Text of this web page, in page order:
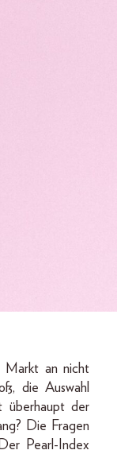
Markt an nicht
die Auswahl
überhaupt der
Die Fragen
Pearl-Index